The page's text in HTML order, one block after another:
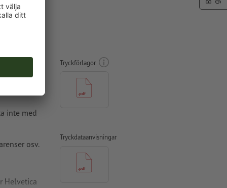
Green
inte med
osv.
Helvetica
Tryckförlagor
Tryckdataanvisningar